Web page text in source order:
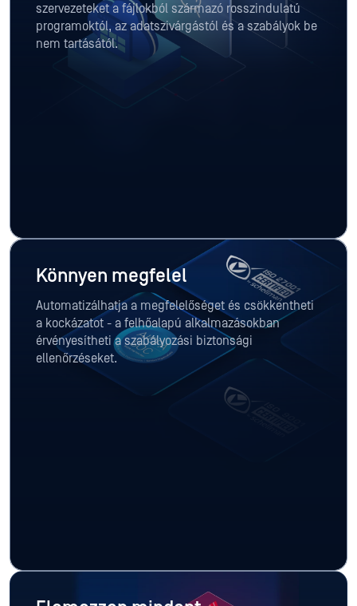
szervezeteket a fájlokból származó rosszindulatú
programoktól, az adatszivárgástól és a szabályok be
nem tartásától.
Könnyen megfelel
Automatizálhatja a megfelelőséget és csökkentheti
a kockázatot - a felhőalapú alkalmazásokban
érvényesítheti a szabályozási biztonsági
ellenőrzéseket.